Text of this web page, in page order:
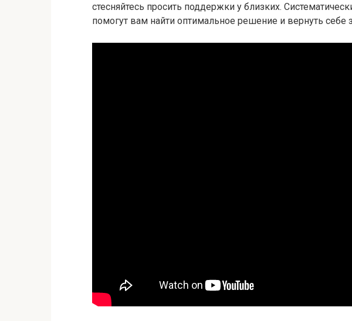
стесняйтесь просить поддержки у близких.
помогут вам найти оптимальное решение и вернуть себе